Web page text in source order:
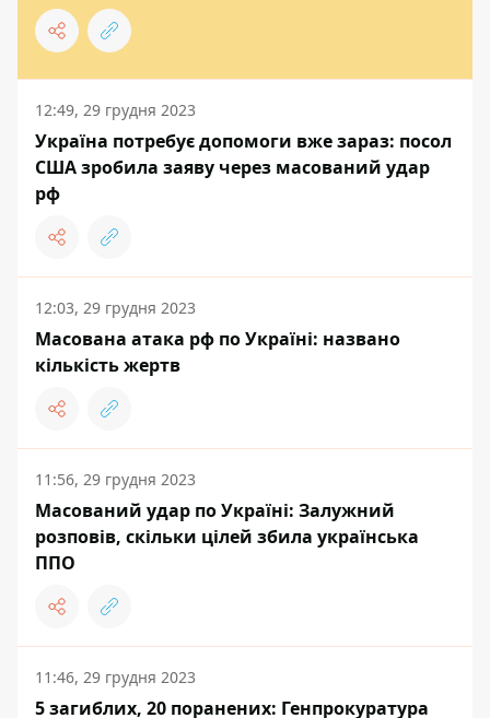
12:49, 29 грудня 2023
Україна потребує допомоги вже зараз: посол
США зробила заяву через масований удар
рф
12:03, 29 грудня 2023
Масована атака рф по Україні: названо
кількість жертв
11:56, 29 грудня 2023
Масований удар по Україні: Залужний
розповів, скільки цілей збила українська
ППО
11:46, 29 грудня 2023
5 загиблих, 20 поранених: Генпрокуратура